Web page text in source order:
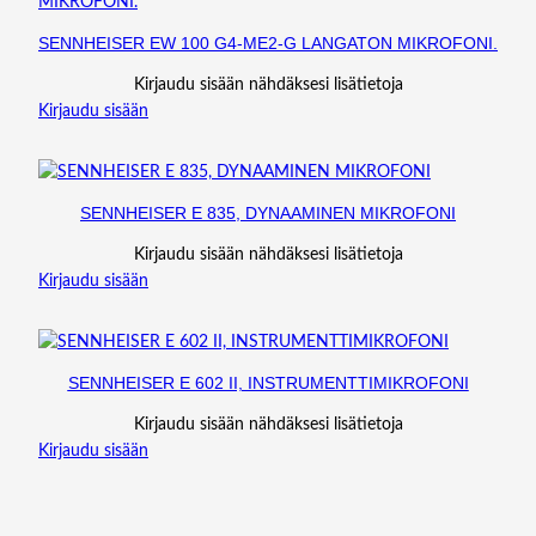
SENNHEISER EW 100 G4-ME2-G LANGATON MIKROFONI.
Kirjaudu sisään nähdäksesi lisätietoja
Kirjaudu sisään
SENNHEISER E 835, DYNAAMINEN MIKROFONI
Kirjaudu sisään nähdäksesi lisätietoja
Kirjaudu sisään
SENNHEISER E 602 II, INSTRUMENTTIMIKROFONI
Kirjaudu sisään nähdäksesi lisätietoja
Kirjaudu sisään